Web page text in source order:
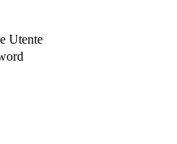
Utente